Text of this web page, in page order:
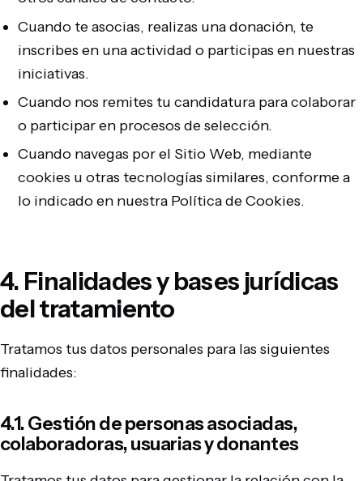
Cuando te asocias, realizas una donación, te
inscribes en una actividad o participas en nuestras
iniciativas.
Cuando nos remites tu candidatura para colaborar
o participar en procesos de selección.
Cuando navegas por el Sitio Web, mediante
cookies u otras tecnologías similares, conforme a
lo indicado en nuestra Política de Cookies.
4. Finalidades y bases jurídicas
del tratamiento
Tratamos tus datos personales para las siguientes
finalidades:
4.1. Gestión de personas asociadas,
colaboradoras, usuarias y donantes